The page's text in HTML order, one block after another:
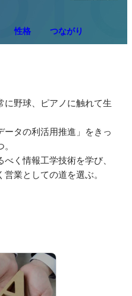
性格 つながり
に野球、ピアノに触れて生
タの利活用推進」をきっ
く情報工学技術を学び、
業としての道を選ぶ。